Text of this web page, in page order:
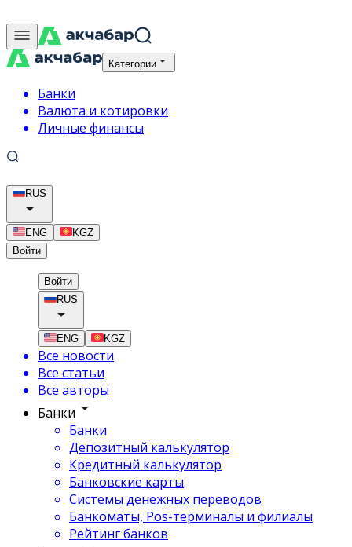
Категории
Банки
Валюта и котировки
Личные финансы
RUS
ENG
KGZ
Войти
Войти
RUS
ENG KGZ
Все новости
Все статьи
Все авторы
Банки
Банки
Депозитный калькулятор
Кредитный калькулятор
Банковские карты
Системы денежных переводов
Банкоматы, Pos-терминалы и филиалы
Рейтинг банков